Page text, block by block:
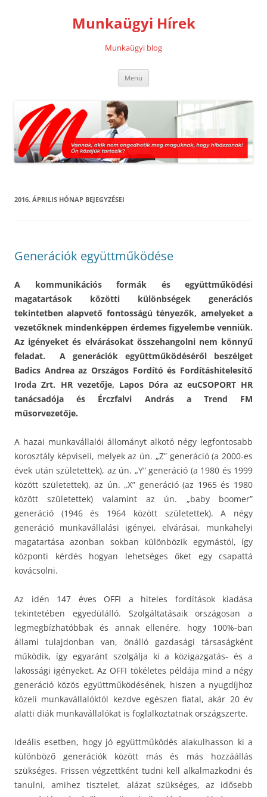
Munkaügyi Hírek
Munkaügyi blog
Menü
2016. ÁPRILIS HÓNAP BEJEGYZÉSEI
Generációk együttműködése
A kommunikációs formák és együttműködési
magatartások közötti különbségek generációs
tekintetben alapvető fontosságú tényezők, amelyeket a
vezetőknek mindenképpen érdemes figyelembe venniük.
Az igényeket és elvárásokat összehangolni nem könnyű
feladat. A generációk együttműködéséről beszélget
Badics Andrea az Országos Fordító és Fordításhitelesítő
Iroda Zrt. HR vezetője, Lapos Dóra az euCSOPORT HR
tanácsadója és Érczfalvi András a Trend FM
műsorvezetője.
A hazai munkavállalói állományt alkotó négy legfontosabb
korosztály képviseli, melyek az ún. „Z” generáció (a 2000-es
évek után születettek), az ún. „Y” generáció (a 1980 és 1999
között születettek), az ún. „X” generáció (az 1965 és 1980
között születettek) valamint az ún. „baby boomer”
generáció (1946 és 1964 között születettek). A négy
generáció munkavállalási igényei, elvárásai, munkahelyi
magatartása azonban sokban különbözik egymástól, így
központi kérdés hogyan lehetséges őket egy csapattá
kovácsolni.
Az idén 147 éves OFFI a hiteles fordítások kiadása
tekintetében egyedülálló. Szolgáltatásaik országosan a
legmegbízhatóbbak és annak ellenére, hogy 100%-ban
állami tulajdonban van, önálló gazdasági társaságként
működik, így egyaránt szolgálja ki a közigazgatás- és a
lakossági igényeket. Az OFFI tökéletes példája mind a négy
generáció közös együttműködésének, hiszen a nyugdíjhoz
közeli munkavállalóktól kezdve egészen fiatal, akár 20 év
alatti diák munkavállalókat is foglalkoztatnak országszerte.
Ideális esetben, hogy jó együttműködés alakulhasson ki a
különböző generációk között más és más hozzáállás
szükséges. Frissen végzettként tudni kell alkalmazkodni és
tanulni, amihez tisztelet, alázat szükséges, az idősebb